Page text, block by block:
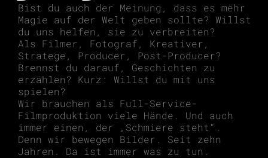
Bist du auch der Meinung, dass es mehr
Magie auf der Welt geben sollte? Willst
du uns helfen, sie zu verbreiten?
Als Filmer, Fotograf, Kreativer,
Stratege, Producer, Post-Producer?
Brennst du darauf, Geschichten zu
erzählen? Kurz: Willst du mit uns
spielen?
Wir brauchen als Full-Service-
Filmproduktion viele Hände. Und auch
immer einen, der „Schmiere steht“.
Denn wir bewegen Bilder. Seit zehn
Jahren. Da ist immer was zu tun.